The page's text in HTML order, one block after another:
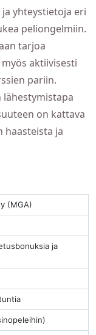
yhteystietoja eri
peliongelmiin.
tarjoa
aktiivisesti
pariin.
lähestymistapa
on kattava
haasteista ja
(MGA)
ja